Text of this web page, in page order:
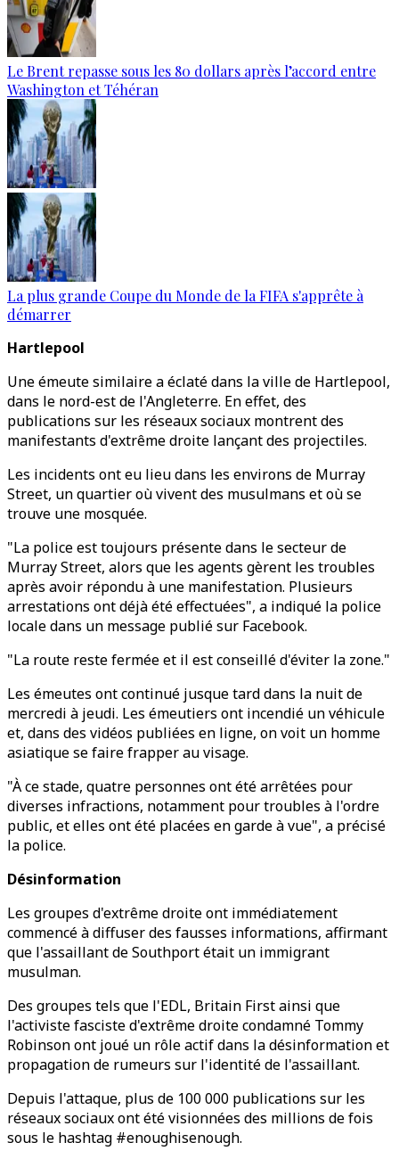
Le Brent repasse sous les 80 dollars après l’accord entre
Washington et Téhéran
La plus grande Coupe du Monde de la FIFA s'apprête à
démarrer
Hartlepool
Une émeute similaire a éclaté dans la ville de Hartlepool,
dans le nord-est de l'Angleterre. En effet, des
publications sur les réseaux sociaux montrent des
manifestants d'extrême droite lançant des projectiles.
Les incidents ont eu lieu dans les environs de Murray
Street, un quartier où vivent des musulmans et où se
trouve une mosquée.
"La police est toujours présente dans le secteur de
Murray Street, alors que les agents gèrent les troubles
après avoir répondu à une manifestation. Plusieurs
arrestations ont déjà été effectuées", a indiqué la police
locale dans un message publié sur Facebook.
"La route reste fermée et il est conseillé d'éviter la zone."
Les émeutes ont continué jusque tard dans la nuit de
mercredi à jeudi. Les émeutiers ont incendié un véhicule
et, dans des vidéos publiées en ligne, on voit un homme
asiatique se faire frapper au visage.
"À ce stade, quatre personnes ont été arrêtées pour
diverses infractions, notamment pour troubles à l'ordre
public, et elles ont été placées en garde à vue", a précisé
la police.
Désinformation
Les groupes d'extrême droite ont immédiatement
commencé à diffuser des fausses informations, affirmant
que l'assaillant de Southport était un immigrant
musulman.
Des groupes tels que l'EDL, Britain First ainsi que
l'activiste fasciste d'extrême droite condamné Tommy
Robinson ont joué un rôle actif dans la désinformation et
propagation de rumeurs sur l'identité de l'assaillant.
Depuis l'attaque, plus de 100 000 publications sur les
réseaux sociaux ont été visionnées des millions de fois
sous le hashtag #enoughisenough.